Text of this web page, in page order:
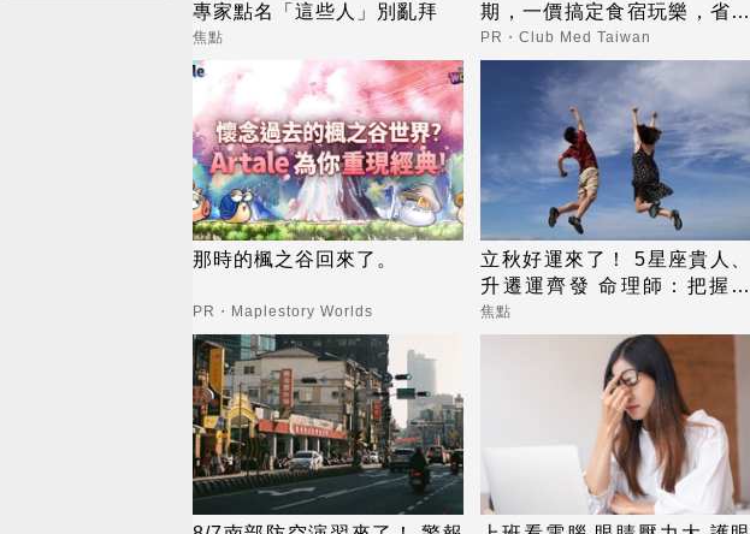
專家點名「這些人」別亂拜
焦點
期，一價搞定食宿玩樂，省錢
更省心！
PR・Club Med Taiwan
那時的楓之谷回來了。
PR・Maplestory Worlds
立秋好運來了！ 5星座貴人、
升遷運齊發 命理師：把握黃
金轉運期
焦點